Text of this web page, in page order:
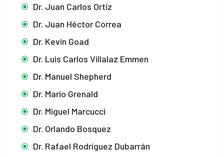
Dr. Juan Carlos Ortiz
Dr. Juan Héctor Correa
Dr. Kevin Goad
Dr. Luis Carlos Villalaz Emmen
Dr. Manuel Shepherd
Dr. Mario Grenald
Dr. Miguel Marcucci
Dr. Orlando Bosquez
Dr. Rafael Rodríguez Dubarrán